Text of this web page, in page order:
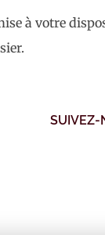
à votre
SUIVEZ-